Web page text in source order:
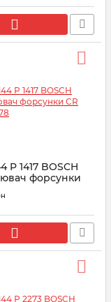
P 1417 BOSCH
форсунки